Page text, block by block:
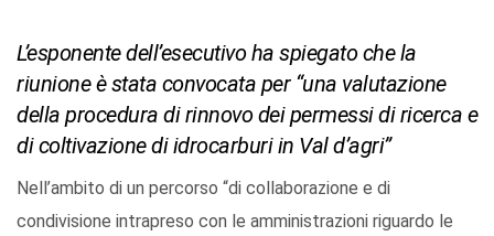
L’esponente dell’esecutivo ha spiegato che la
riunione è stata convocata per “una valutazione
della procedura di rinnovo dei permessi di ricerca e
di coltivazione di idrocarburi in Val d’agri”
Nell’ambito di un percorso “di collaborazione e di
condivisione intrapreso con le amministrazioni riguardo le